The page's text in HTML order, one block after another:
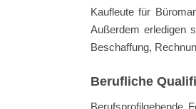
Kaufleute für
Außerdem erledigen
Beschaffung,
Berufliche
Berufsprofilgebende